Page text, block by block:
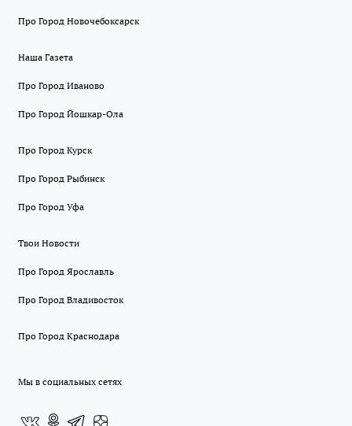
Про Город Новочебоксарск
Наша Газета
Про Город Иваново
Про Город Йошкар-Ола
Про Город Курск
Про Город Рыбинск
Про Город Уфа
Твои Новости
Про Город Ярославль
Про Город Владивосток
Про Город Краснодара
Мы в социальных сетях